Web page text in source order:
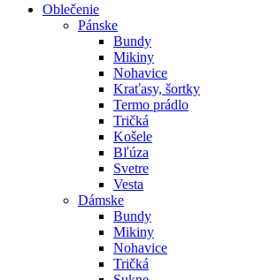
Oblečenie
Pánske
Bundy
Mikiny
Nohavice
Kraťasy, šortky
Termo prádlo
Tričká
Košele
Bľúza
Svetre
Vesta
Dámske
Bundy
Mikiny
Nohavice
Tričká